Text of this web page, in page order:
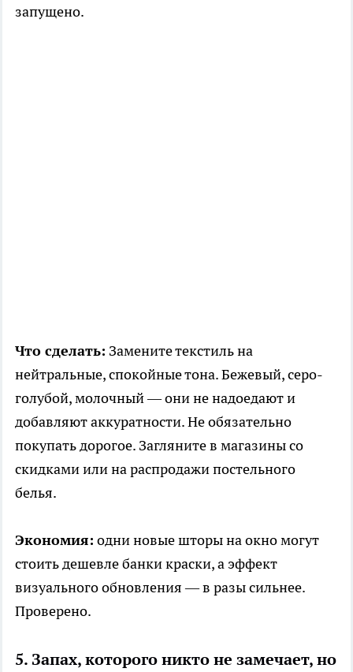
запущено.
Что сделать: Замените текстиль на
нейтральные, спокойные тона. Бежевый, серо-
голубой, молочный — они не надоедают и
добавляют аккуратности. Не обязательно
покупать дорогое. Загляните в магазины со
скидками или на распродажи постельного
белья.
Экономия: одни новые шторы на окно могут
стоить дешевле банки краски, а эффект
визуального обновления — в разы сильнее.
Проверено.
5. Запах, которого никто не замечает, но